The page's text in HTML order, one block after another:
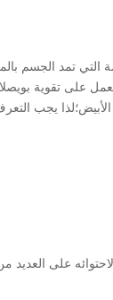
تمد الجسم
على تقوية
الأبيض؛لذا يجب
على العديد